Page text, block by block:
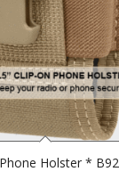
Holster * B92